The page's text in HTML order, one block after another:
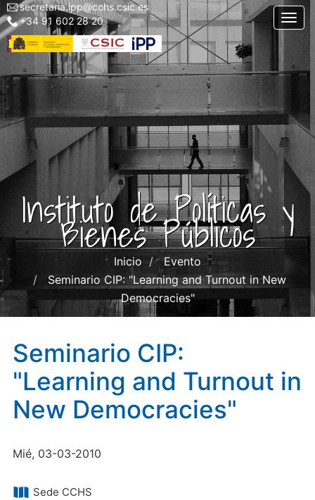
Pasar
al
contenido
Menu
top
left
secretaria.ipp@cchs.csic.es
+34 91 602 28 20
Instituto de Políticas y
Bienes Públicos
Inicio
Evento
Seminario CIP: "Learning and Turnout in New
Democracies"
Seminario CIP:
"Learning and Turnout in
New Democracies"
Mié, 03-03-2010
Sede CCHS